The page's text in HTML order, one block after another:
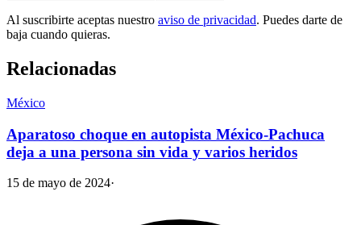
Al suscribirte aceptas nuestro aviso de privacidad. Puedes darte de
baja cuando quieras.
Relacionadas
México
Aparatoso choque en autopista México-Pachuca
deja a una persona sin vida y varios heridos
15 de mayo de 2024·